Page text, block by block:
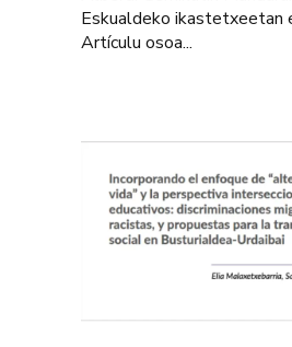
Eskualdeko ikastetxeetan
Artículu osoa...